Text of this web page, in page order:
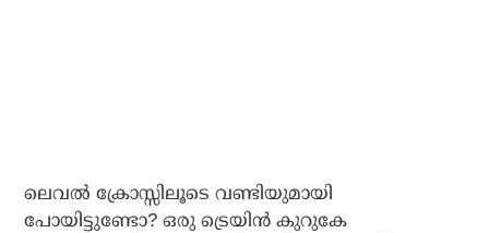
ലെവല്‍ ക്രോസ്സിലൂടെ വണ്ടിയുമായി
പോയിട്ടുണ്ടോ? ഒരു ട്രെയിന്‍ കുറുകേ